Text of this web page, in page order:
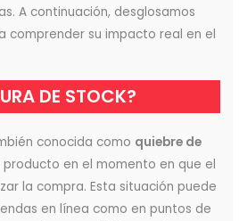
A continuación, desglosamos
comprender su impacto real en el
DE STOCK?
conocida como quiebre de
en el momento en que el
la compra. Esta situación puede
en línea como en puntos de